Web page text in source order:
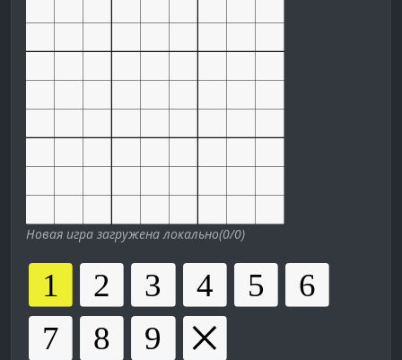
Новая игра загружена локально(0/0)